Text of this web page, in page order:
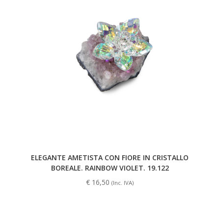
ELEGANTE AMETISTA CON FIORE IN CRISTALLO
BOREALE. RAINBOW VIOLET. 19.122
€ 16,50 (Inc. IVA)